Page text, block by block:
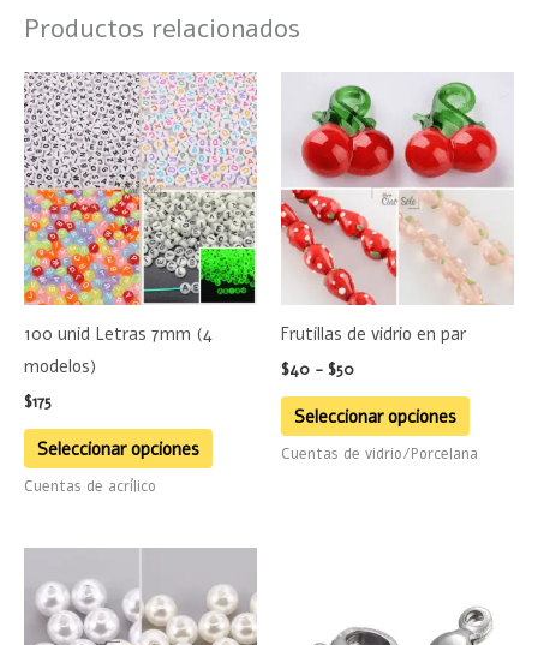
Productos relacionados
100 unid Letras 7mm (4
modelos)
$175
Seleccionar opciones
Este
producto
tiene
múltiples
variantes.
Las
opciones
pueden
página
Cuentas de acrílico
Frutillas de vidrio en par
$40 - $50
Rango
de
precios:
desde
$40
hasta
Seleccionar opciones
Este
producto
tiene
Las
opciones
se
la
Cuentas de vidrio/Porcelana
producto
tiene